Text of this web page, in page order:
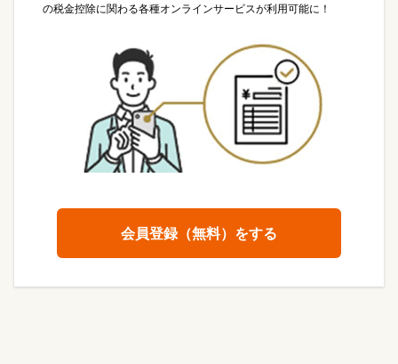
の税金控除に関わる各種オンラインサービスが利用可能に！
会員登録（無料）をする